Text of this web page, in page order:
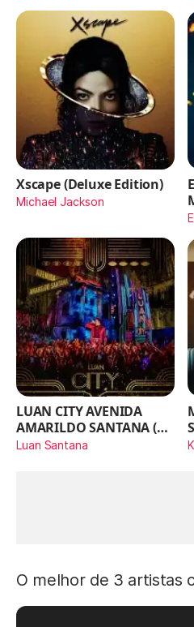
Xscape (Deluxe Edition)
Michael Jackson
LUAN CITY AVENIDA
AMARILDO SANTANA (Ao
Vivo)
Luan Santana
O melhor de 3 artistas